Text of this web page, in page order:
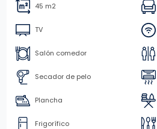
45 m2
TV
Salón comedor
Secador de pelo
Plancha
Frigorífico